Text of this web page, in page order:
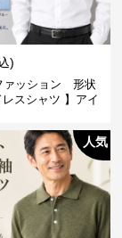
)
ァッション 形状
スシャツ 】アイ
人気